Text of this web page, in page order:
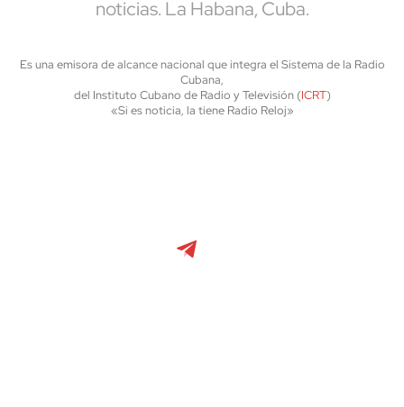
noticias. La Habana, Cuba.
Es una emisora de alcance nacional que integra el Sistema de la Radio
Cubana,
del Instituto Cubano de Radio y Televisión (ICRT)
«Si es noticia, la tiene Radio Reloj»